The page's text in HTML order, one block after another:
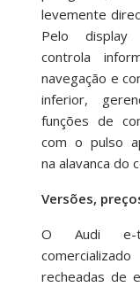
levemente
Pelo
controla
navegação e
inferior,
funções de
com o pulso
na alavanca do
Versões,
O Audi e-
recheadas de